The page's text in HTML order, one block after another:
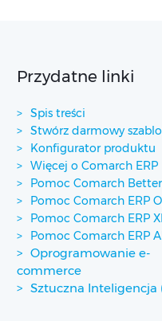
Przydatne linki
Spis treści
Stwórz darmowy
Konfigurator produktu
Więcej o Comarch ERP
Pomoc Comarch
Pomoc Comarch ERP
Pomoc Comarch ERP
Pomoc Comarch ERP
Oprogramowanie e-
commerce
Sztuczna Inteligencja